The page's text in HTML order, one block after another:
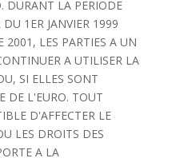
DURANT LA PERIODE
1ER JANVIER 1999
2001, LES PARTIES A UN
A UTILISER LA
SI ELLES SONT
DE L'EURO. TOUT
D'AFFECTER LE
LES DROITS DES
A LA